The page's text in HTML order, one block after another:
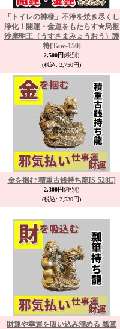
「トイレの神様」不浄を焼き尽くし
浄化！開運・金運をもたらす★烏枢
沙摩明王（うすさまみょうおう）護
符[Taw-150]
2,500円(税別)
(税込: 2,750円)
金を掴む 積重古銭持ち龍[S-528E]
2,300円(税別)
(税込: 2,530円)
財運や幸運を吸い込み溜める 瓢箪